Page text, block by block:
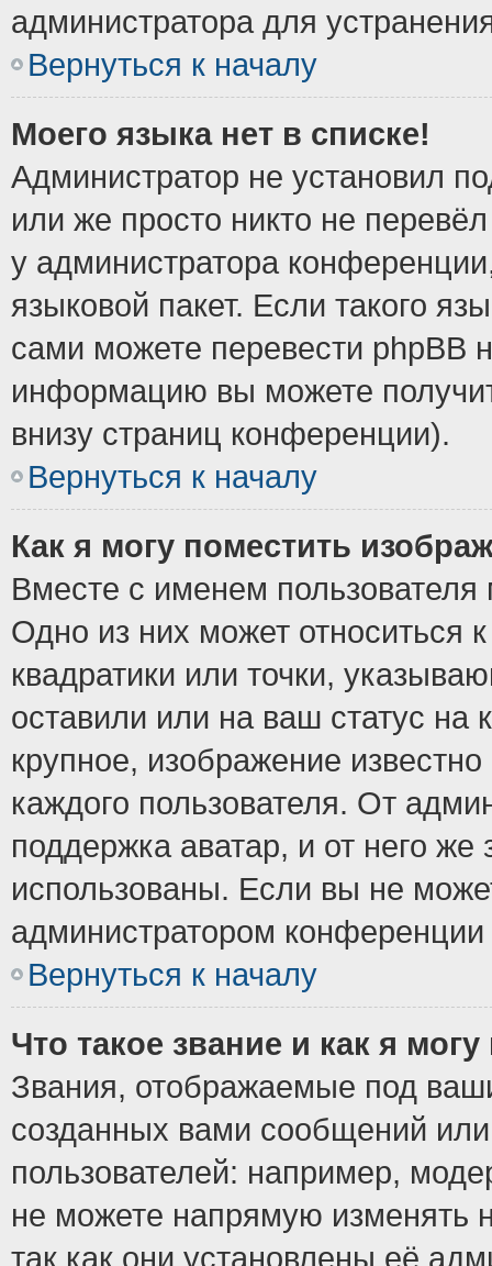
администратора для
Вернуться к началу
Моего языка нет в списке!
Администратор не установил
или же просто никто не
у администратора
языковой пакет. Если такого
сами можете перевести phpBB
информацию вы можете
внизу страниц конференции).
Вернуться к началу
Как я могу поместить
Вместе с именем пользователя
Одно из них может относиться
квадратики или точки,
оставили или на ваш статус
крупное, изображение
каждого пользователя. От
поддержка аватар, и от него же
использованы. Если вы не
администратором
Вернуться к началу
Что такое звание и как я
Звания, отображаемые под
созданных вами сообщений
пользователей: например,
не можете напрямую изменять
так как они установлены её